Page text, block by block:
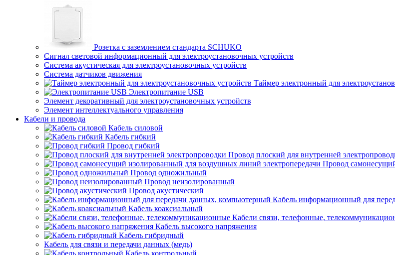
Розетка с заземлением стандарта SCHUKO
Сигнал световой информационный для электроустановочных устройств
Система акустическая для электроустановочных устройств
Система датчиков движения
Таймер электронный для
Электропитание USB
Элемент декоративный для электроустановочных устройств
Элемент интеллектуального управления
Кабели и провода
Кабель силовой
Кабель гибкий
Провод гибкий
Провод плоский для внутренней
Провод
Провод одножильный
Провод неизолированный
Провод акустический
Кабель информационный для
Кабель коаксиальный
Кабели связи, телефонные,
Кабель высокого напряжения
Кабель гибридный
Кабель для связи и передачи данных (медь)
Кабель контрольный